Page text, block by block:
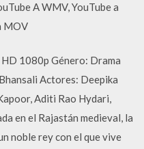
A WMV, YouTube a
MOV
1080p Género: Drama
Actores: Deepika
Aditi Rao Hydari,
en el Rajastán medieval, la
noble rey con el que vive